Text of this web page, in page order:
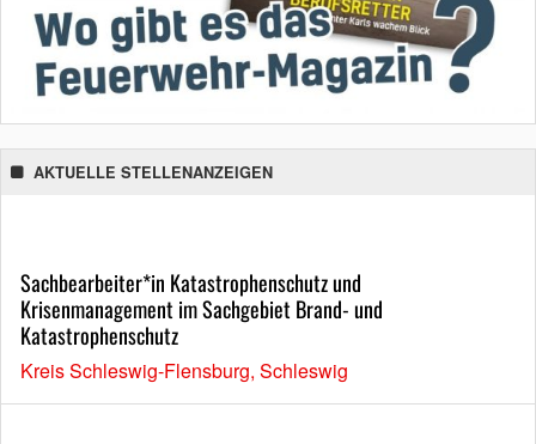
AKTUELLE STELLENANZEIGEN
Sachbearbeiter*in Katastrophenschutz und
Krisenmanagement im Sachgebiet Brand- und
Katastrophenschutz
Kreis Schleswig-Flensburg, Schleswig